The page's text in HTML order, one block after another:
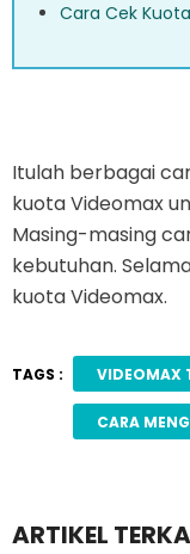
Cara Cek
Itulah berbagai
kuota Videomax
Masing-masing
kebutuhan.
kuota Videomax.
TAGS : VIDEOMAX
CARA
ARTIKEL